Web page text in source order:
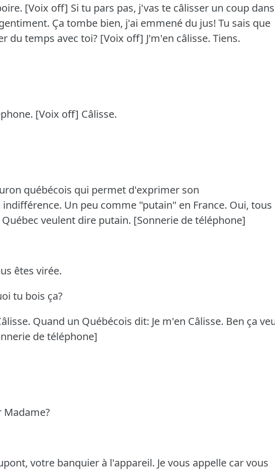
[Voix off] Si tu pars pas, j'vas te câlisser un coup
Ça tombe bien, j'ai emmené du jus! Tu sais que
du temps avec toi? [Voix off] J'm'en câlisse. Tiens.
[Voix off] Câlisse.
québécois qui permet d'exprimer son
Un peu comme "putain" en France. Oui, tous
veulent dire putain. [Sonnerie de téléphone]
êtes virée.
tu bois ça?
Quand un Québécois dit: Je m'en Câlisse. Ben ça
de téléphone]
votre banquier à l'appareil. Je vous appelle car vous